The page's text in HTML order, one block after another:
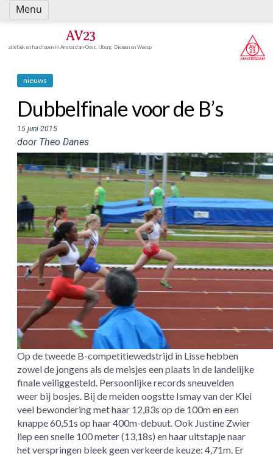
Spring
naar
AV23
atletiek en hardlopen in Amsterdam-Oost, IJburg, Diemen en Weesp
nieuws
Dubbelfinale voor de B’s
15 juni 2015
door Theo Danes
Op de tweede B-competitiewedstrijd in Lisse hebben
zowel de jongens als de meisjes een plaats in de landelijke
finale veiliggesteld. Persoonlijke records sneuvelden
weer bij bosjes. Bij de meiden oogstte Ismay van der Klei
veel bewondering met haar 12,83s op de 100m en een
knappe 60,51s op haar 400m-debuut. Ook Justine Zwier
liep een snelle 100 meter (13,18s) en haar uitstapje naar
het verspringen bleek geen verkeerde keuze: 4,71m. Er
Menu